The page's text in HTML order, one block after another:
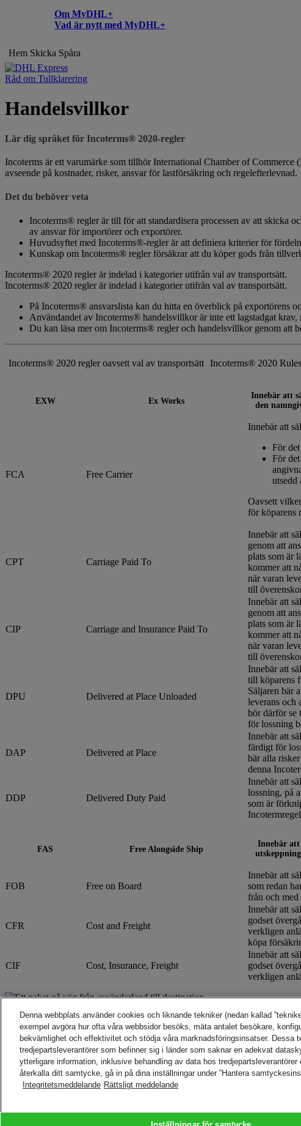
Om MyDHL+
Vad är nytt med MyDHL+
Hem Skicka Spåra
Råd om Tullklarering
Handelsvillkor
Lär dig språket för Incoterms® 2020-regler
Incoterms är ett varumärke som tillhör International Chamber of
avseende på kostnader, risker, ansvar för lastförsäkring och regelefterlevnad.
Det du behöver veta
Incoterms® regler är till för att standardisera processen av att skicka
av ansvar för importörer och exportörer.
Huvudsyftet med Incoterms®-regler är att definiera kriterier för
Kunskap om Incoterms® regler försäkrar att du köper gods från
Incoterms® 2020 regler är indelad i kategorier utifrån val av transportsätt.
Incoterms® 2020 regler är indelad i kategorier utifrån val av transportsätt.
På Incoterms® ansvarslista kan du hitta en överblick på exportörens
Användandet av Incoterms® handelsvillkor är inte ett lagstadgat
Du kan läsa mer om Incoterms® regler och handelsvillkor genom att
Incoterms® 2020 regler oavsett val av transportsätt Incoterms® 2020
EXW Ex Works
Innebär att
den
FCA Free Carrier
Innebär att
För
För
utsedd
Oavsett
för köparens
CPT Carriage Paid To
Innebär att
genom att
plats som är
kommer att
när varan
till
CIP Carriage and Insurance Paid To
Innebär att
genom att
plats som är
kommer att
när varan
till
DPU Delivered at Place Unloaded
Innebär att
till köparens
Säljaren bär
leverans och
bör därför se
för lossning
DAP Delivered at Place
Innebär att
färdigt för
bär alla
denna
DDP Delivered Duty Paid
Innebär att
lossning, på
som är
FAS Free Alongside Ship
Innebär att
FOB Free on Board
Innebär att
som redan
från och
CFR Cost and Freight
Innebär att
godset
verkligen
köpa
CIF Cost, Insurance, Freight
Innebär att
godset
verkligen
Se hur ditt paket reser med DHL och lär hur vi kan hjälpa dig med varje steg
Följ resan
Tillbaka till början
HJÄLP OCH KONTAKT
Hjälp och support
FAQs
Om DHL
Denna webbplats använder cookies och liknande tekniker (nedan kallad
exempel avgöra hur ofta våra webbsidor besöks, mäta antalet besökare,
bekvämlighet och effektivitet och stödja våra marknadsföringsinsatser. Dessa
tredjepartsleverantörer som befinner sig i länder som saknar en adekvat
ytterligare information, inklusive behandling av data hos
återkalla ditt samtycke, gå in på dina inställningar under ”Hantera
Integritetsmeddelande Rättsligt meddelande